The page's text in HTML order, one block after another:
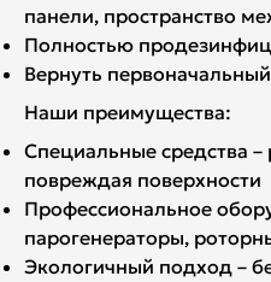
панели, пространство
Полностью
Вернуть
Наши преимущества:
Специальные средства
повреждая поверхности
Профессиональное
парогенераторы,
Экологичный подход –